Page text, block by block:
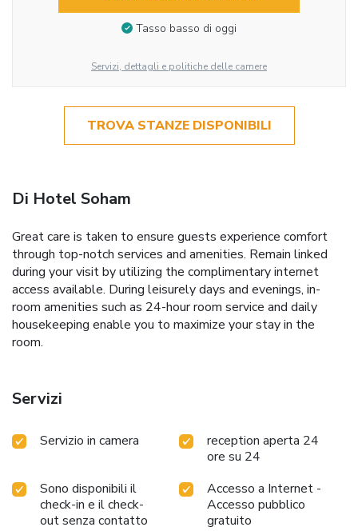
Tasso basso di oggi
Servizi, dettagli e politiche delle camere
TROVA STANZE DISPONIBILI
Di Hotel Soham
Great care is taken to ensure guests experience comfort
through top-notch services and amenities. Remain linked
during your visit by utilizing the complimentary internet
access available. During leisurely days and evenings, in-
room amenities such as 24-hour room service and daily
housekeeping enable you to maximize your stay in the
room.
Servizi
Servizio in camera
reception aperta 24
ore su 24
Sono disponibili il
check-in e il check-
out senza contatto
Accesso a Internet -
Accesso pubblico
gratuito